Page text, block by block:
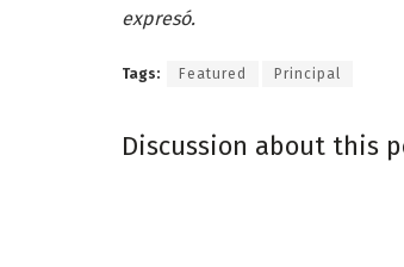
expresó.
Tags: Featured Principal
Discussion about this